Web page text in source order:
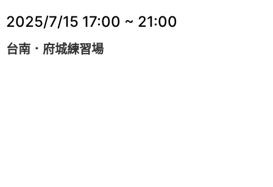
2025/7/15 17:00 ~ 21:00
台南．府城練習場